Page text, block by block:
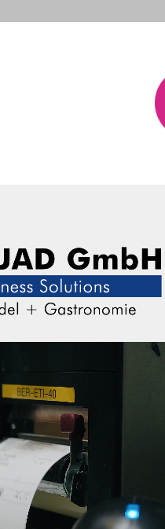
Industrial
Hersteller